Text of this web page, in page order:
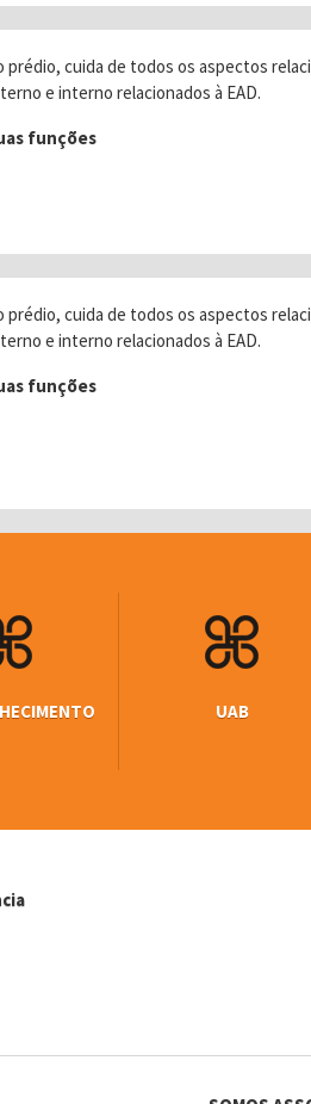
prédio, cuida de todos os aspectos
e interno relacionados à EAD.
funções
prédio, cuida de todos os aspectos
e interno relacionados à EAD.
funções
UAB